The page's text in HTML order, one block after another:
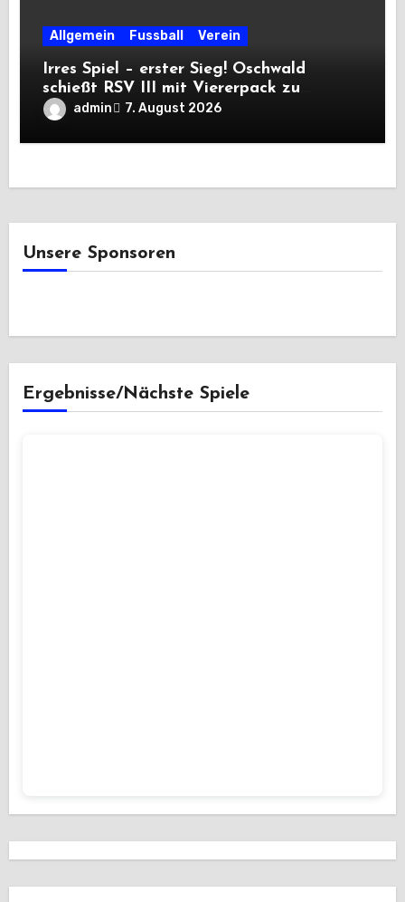
Allgemein Fussball Verein
Irres Spiel – erster Sieg! Oschwald
schießt RSV III mit Viererpack zu
Premiere
admin 7. August 2026
Unsere Sponsoren
Ergebnisse/Nächste Spiele